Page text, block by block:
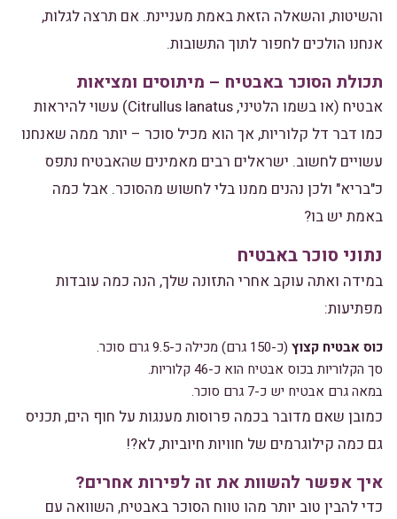
והשיטות, והשאלה הזאת באמת מעניינת. אם תרצה לגלות,
אנחנו הולכים לחפור לתוך התשובות.
תכולת הסוכר באבטיח – מיתוסים ומציאות
אבטיח (או בשמו הלטיני, Citrullus lanatus) עשוי להיראות
כמו דבר דל קלוריות, אך הוא מכיל סוכר – יותר ממה שאנחנו
עשויים לחשוב. ישראלים רבים מאמינים שהאבטיח נתפס
כ"בריא" ולכן נהנים ממנו בלי לחשוש מהסוכר. אבל כמה
באמת יש בו?
נתוני סוכר באבטיח
במידה ואתה עוקב אחרי התזונה שלך, הנה כמה עובדות
מפתיעות:
כוס אבטיח קצוץ (כ-150 גרם) מכילה כ-9.5 גרם סוכר.
סך הקלוריות בכוס אבטיח הוא כ-46 קלוריות.
במאה גרם אבטיח יש כ-7 גרם סוכר.
כמובן שאם מדובר בכמה פרוסות מענגות על חוף הים, תכניס
גם כמה קילוגרמים של חוויות חיוביות, לא?!
איך אפשר להשוות את זה לפירות אחרים?
כדי להבין טוב יותר מהו טווח הסוכר באבטיח, השוואה עם